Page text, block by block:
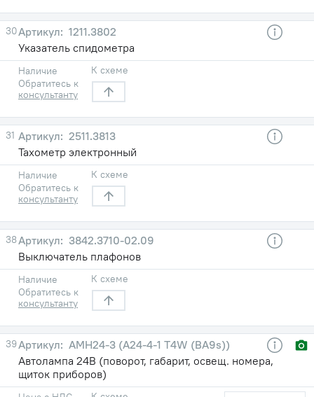
30
1211.3802
Указатель спидометра
Наличие
Обратитесь к
консультанту
К схеме
31
2511.3813
Тахометр электронный
Наличие
Обратитесь к
консультанту
К схеме
38
3842.3710-02.09
Выключатель плафонов
Наличие
Обратитесь к
консультанту
К схеме
39
АМН24-3 (А24-4-1 T4W (BA9s))
Автолампа 24В (поворот, габарит, освещ. номера,
щиток приборов)